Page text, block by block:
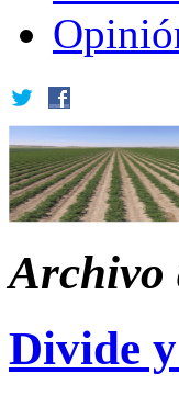
Archivo
Divide